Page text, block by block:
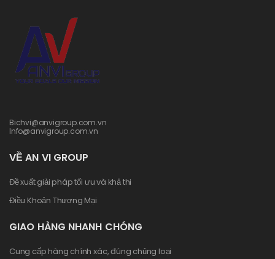
Bichvi@anvigroup.com.vn
Info@anvigroup.com.vn
VỀ AN VI GROUP
Đề xuất giải pháp tối ưu và khả thi
Điều Khoản Thương Mại
GIAO HÀNG NHANH CHÓNG
Cung cấp hàng chính xác, đúng chủng loại